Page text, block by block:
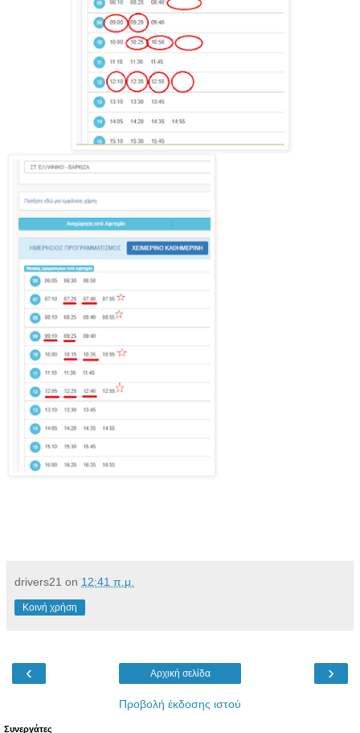
drivers21 on 12:41 π.μ.
Κοινή χρήση
‹ ›
Αρχική σελίδα
Προβολή έκδοσης ιστού
Συνεργάτες